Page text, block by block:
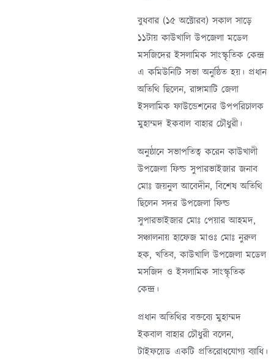
বুধবার (১৫ অক্টোরব) সকাল সাড়ে
১১টায় কাউখালি উপজেলা মডেল
মসজিদের ইসলামিক সাংস্কৃতিক কেন্দ্র
এ কমিউনিটি সভা অনুষ্ঠিত হয়। প্রধান
অতিথি ছিলেন, রাঙ্গামাটি জেলা
ইসলামিক ফাউন্ডেশনের উপপরিচালক
মুহাম্মদ ইকবাল বাহার চৌধুরী।
অনুষ্ঠানে সভাপতিত্ব করেন কাউখালী
উপজেলা ফিল্ড সুপারভাইজার জনাব
মোঃ জয়নুল আবেদীন, বিশেষ অতিথি
ছিলেন সদর উপজেলা ফিল্ড
সুপারভাইজার মোঃ পেয়ার আহমদ,
সঞ্চালনায় হাফেজ মাওঃ মোঃ নুরুল
হক, খতিব, কাউখালি উপজেলা মডেল
মসজিদ ও ইসলামিক সাংস্কৃতিক
কেন্দ্র।
প্রধান অতিথির বক্তব্যে মুহাম্মদ
ইকবাল বাহার চৌধুরী বলেন,
টাইফয়েড একটি প্রতিরোধযোগ্য ব্যাধি।